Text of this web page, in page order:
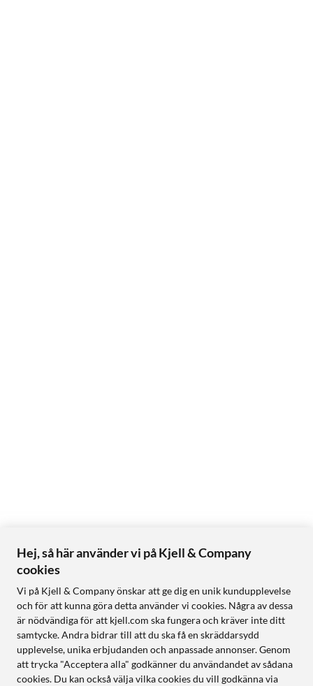
Hej, så här använder vi på Kjell & Company
cookies
Vi på Kjell & Company önskar att ge dig en unik kundupplevelse
och för att kunna göra detta använder vi cookies. Några av dessa
är nödvändiga för att kjell.com ska fungera och kräver inte ditt
samtycke. Andra bidrar till att du ska få en skräddarsydd
upplevelse, unika erbjudanden och anpassade annonser. Genom
att trycka "Acceptera alla" godkänner du användandet av sådana
cookies. Du kan också välja vilka cookies du vill godkänna via